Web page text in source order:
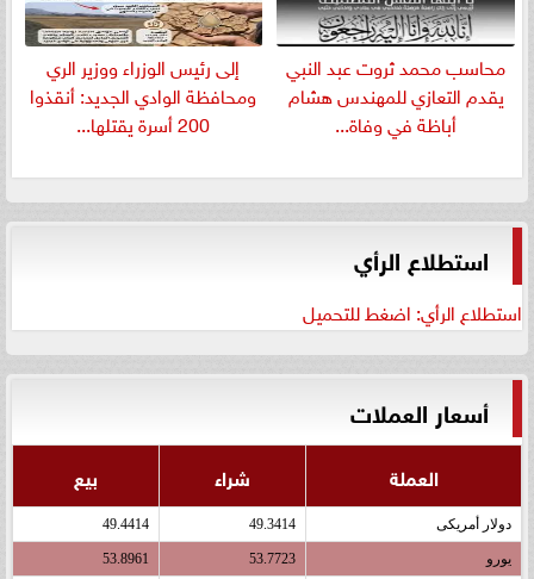
​محاسب محمد ثروت عبد النبي
يقدم التعازي للمهندس هشام
أباظة في وفاة...
إلى رئيس الوزراء ووزير الري
ومحافظة الوادي الجديد: أنقذوا
200 أسرة يقتلها...
استطلاع الرأي
استطلاع الرأي: اضغط للتحميل
أسعار العملات
العملة شراء بيع
دولار أمريكى 49.3414
49.4414
يورو 53.7723
53.8961